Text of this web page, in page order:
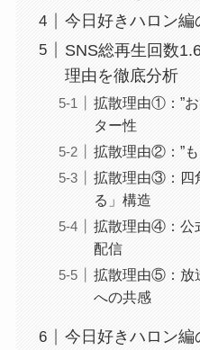
今日好きハロン
SNS総再生回数
理由を徹底分析
拡散理由①：”お
ター性
拡散理由②：”
拡散理由③：四
る」構造
拡散理由④：公
配信
拡散理由⑤：放
への共感
今日好きハロン編